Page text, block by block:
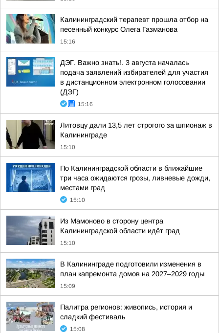
Калининградский терапевт прошла отбор на
песенный конкурс Олега Газманова
15:16
ДЭГ. Важно знать!. 3 августа началась
подача заявлений избирателей для участия
в дистанционном электронном голосовании
(ДЭГ)
15:16
Литовцу дали 13,5 лет строгого за шпионаж в
Калининграде
15:10
По Калининградской области в ближайшие
три часа ожидаются грозы, ливневые дожди,
местами град
15:10
Из Мамоново в сторону центра
Калининградской области идёт град
15:10
В Калининграде подготовили изменения в
план капремонта домов на 2027–2029 годы
15:09
Палитра регионов: живопись, история и
сладкий фестиваль
15:08